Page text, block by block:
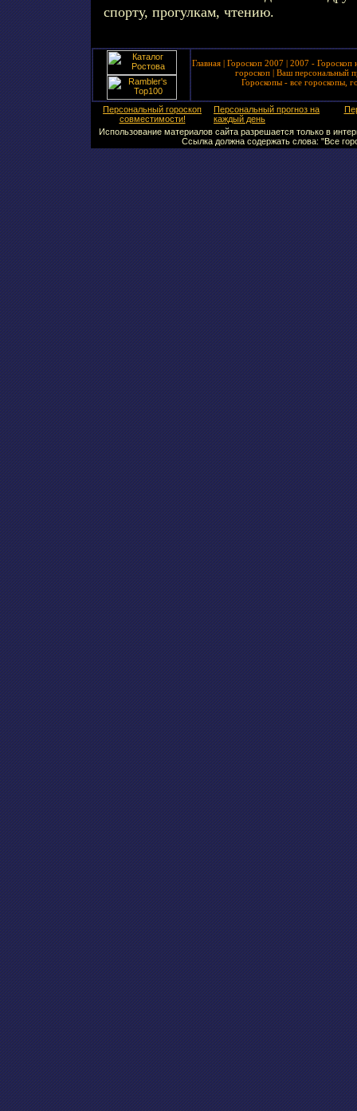
спорту, прогулкам, чтению.
Главная | Гороскоп 2007 | 2007 - Гороскоп
гороскоп| Ваш персональный
Гороскопы - все гороскопы,
Персональный гороскоп
совместимости!
Персональный прогноз на
каждый день
Использование материалов сайта разрешается только в
Ссылка должна содержать слова: "Все